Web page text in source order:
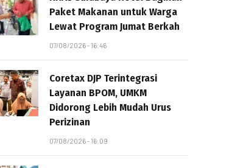
Paket Makanan untuk Warga
Lewat Program Jumat Berkah
07/08/2026 - 16:46
Coretax DJP Terintegrasi
Layanan BPOM, UMKM
Didorong Lebih Mudah Urus
Perizinan
07/08/2026 - 16:09